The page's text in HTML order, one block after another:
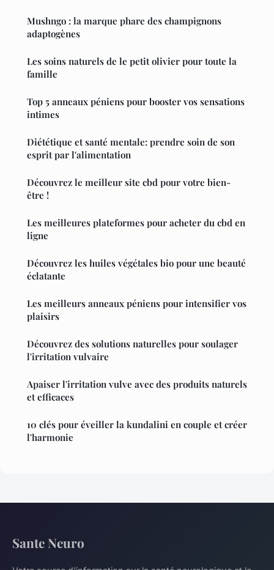
Mushngo : la marque phare des champignons
adaptogènes
Les soins naturels de le petit olivier pour toute la
famille
Top 5 anneaux péniens pour booster vos sensations
intimes
Diététique et santé mentale: prendre soin de son
esprit par l'alimentation
Découvrez le meilleur site cbd pour votre bien-
être !
Les meilleures plateformes pour acheter du cbd en
ligne
Découvrez les huiles végétales bio pour une beauté
éclatante
Les meilleurs anneaux péniens pour intensifier vos
plaisirs
Découvrez des solutions naturelles pour soulager
l'irritation vulvaire
Apaiser l'irritation vulve avec des produits naturels
et efficaces
10 clés pour éveiller la kundalini en couple et créer
l'harmonie
Sante Neuro